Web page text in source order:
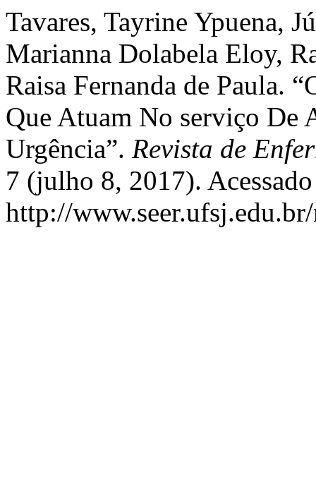
Tavares, Tayrine Ypuena,
Marianna Dolabela Eloy,
Raisa Fernanda de Paula.
Que Atuam No serviço De
Urgência”. Revista de
7 (julho 8, 2017).
http://